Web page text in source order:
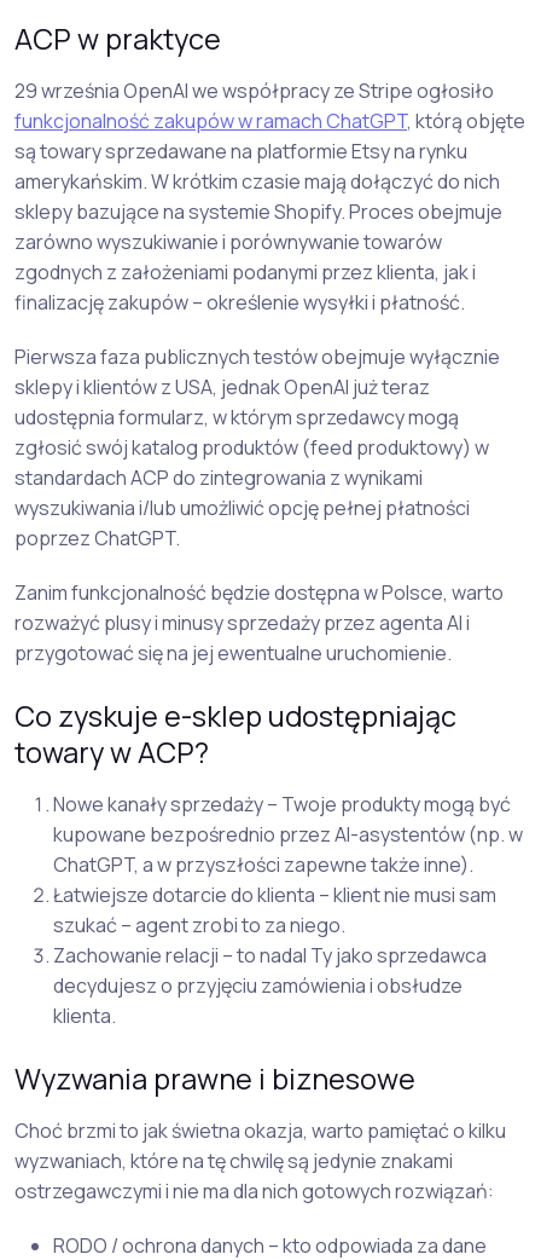
ACP w praktyce
29 września OpenAI we współpracy ze Stripe ogłosiło
funkcjonalność zakupów w ramach ChatGPT, którą objęte
są towary sprzedawane na platformie Etsy na rynku
amerykańskim. W krótkim czasie mają dołączyć do nich
sklepy bazujące na systemie Shopify. Proces obejmuje
zarówno wyszukiwanie i porównywanie towarów
zgodnych z założeniami podanymi przez klienta, jak i
finalizację zakupów – określenie wysyłki i płatność.
Pierwsza faza publicznych testów obejmuje wyłącznie
sklepy i klientów z USA, jednak OpenAI już teraz
udostępnia formularz, w którym sprzedawcy mogą
zgłosić swój katalog produktów (feed produktowy) w
standardach ACP do zintegrowania z wynikami
wyszukiwania i/lub umożliwić opcję pełnej płatności
poprzez ChatGPT.
Zanim funkcjonalność będzie dostępna w Polsce, warto
rozważyć plusy i minusy sprzedaży przez agenta AI i
przygotować się na jej ewentualne uruchomienie.
Co zyskuje e-sklep udostępniając
towary w ACP?
Nowe kanały sprzedaży – Twoje produkty mogą być
kupowane bezpośrednio przez AI-asystentów (np. w
ChatGPT, a w przyszłości zapewne także inne).
Łatwiejsze dotarcie do klienta – klient nie musi sam
szukać – agent zrobi to za niego.
Zachowanie relacji – to nadal Ty jako sprzedawca
decydujesz o przyjęciu zamówienia i obsłudze
klienta.
Wyzwania prawne i biznesowe
Choć brzmi to jak świetna okazja, warto pamiętać o kilku
wyzwaniach, które na tę chwilę są jedynie znakami
ostrzegawczymi i nie ma dla nich gotowych rozwiązań:
RODO / ochrona danych – kto odpowiada za dane